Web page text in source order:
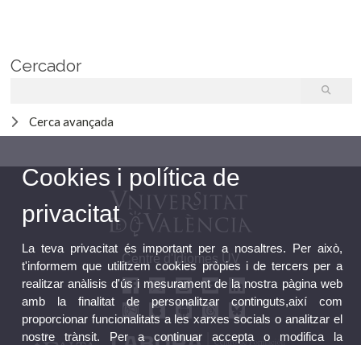
Cercador
Cerca avançada
Centre d'Idiomes UV
Cookies i política de
privacitat
La teva privacitat és important per a nosaltres. Per això,
t'informem que utilitzem cookies pròpies i de tercers per a
realitzar anàlisis d'ús i mesurament de la nostra pàgina web
amb la finalitat de personalitzar continguts,així com
proporcionar funcionalitats a les xarxes socials o analitzar el
nostre trànsit. Per a continuar accepta o modifica la